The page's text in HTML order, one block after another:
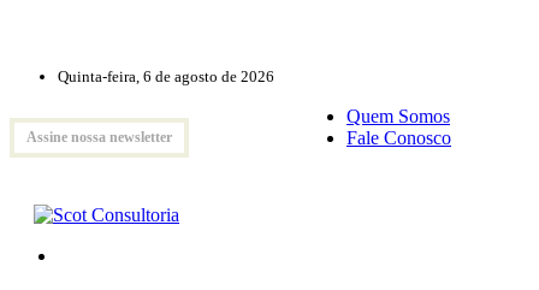
Quinta-feira, 6 de agosto de 2026
Assine nossa newsletter
Quem Somos
Fale Conosco